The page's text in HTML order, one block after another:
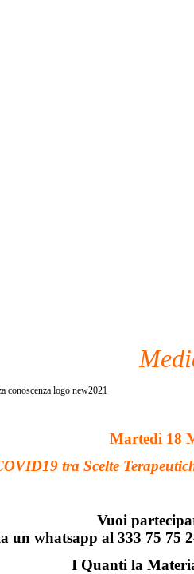
Martedì 18
tra Scelte
Vuoi
un whatsapp al 333 75 75
I Quanti la